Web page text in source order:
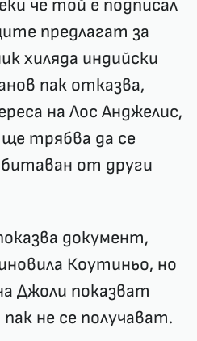
че той е подписал
предлагат за
хиляда индийски
пак отказва,
на Лос Анджелис,
трябва да се
от други
документ,
Коутиньо, но
Джоли показват
не се получават.